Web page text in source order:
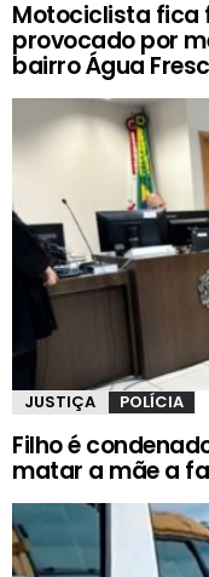
Motociclista fica
provocado por
bairro Água
JUSTIÇA POLÍCIA
Filho é
matar a mãe a